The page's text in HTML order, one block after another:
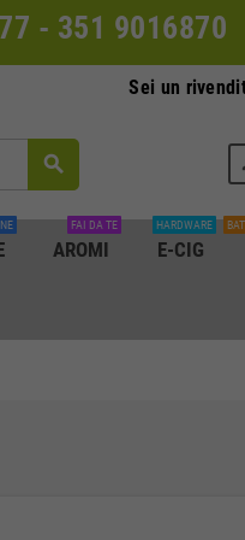
- 351 9016870
Sei un
search
AROMI
FAI DA TE
E-CIG
HARDWARE